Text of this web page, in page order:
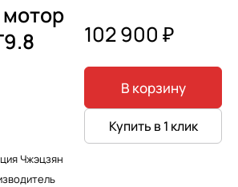
Чжэцзян
102 900 ₽
В корзину
Купить в 1 клик